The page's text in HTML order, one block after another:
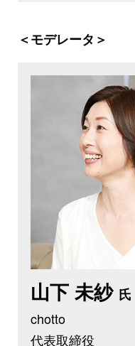
＜モデレータ＞
山下 未紗 氏
chotto
代表取締役